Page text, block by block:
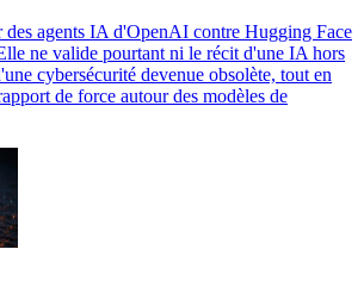
des agents IA d'OpenAI contre Hugging Face
ne valide pourtant ni le récit d'une IA hors
cybersécurité devenue obsolète, tout en
de force autour des modèles de